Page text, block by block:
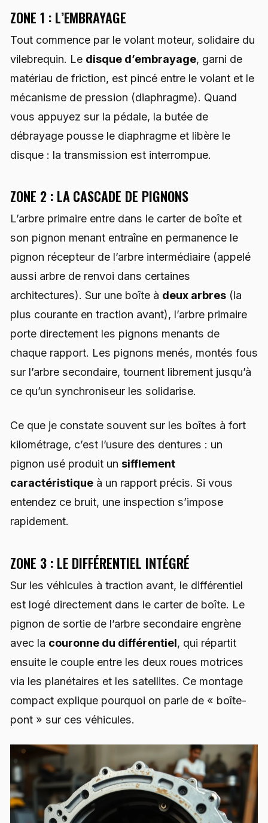
ZONE 1 : L’EMBRAYAGE
Tout commence par le volant moteur, solidaire du
vilebrequin. Le disque d’embrayage, garni de
matériau de friction, est pincé entre le volant et le
mécanisme de pression (diaphragme). Quand
vous appuyez sur la pédale, la butée de
débrayage pousse le diaphragme et libère le
disque : la transmission est interrompue.
ZONE 2 : LA CASCADE DE PIGNONS
L’arbre primaire entre dans le carter de boîte et
son pignon menant entraîne en permanence le
pignon récepteur de l’arbre intermédiaire (appelé
aussi arbre de renvoi dans certaines
architectures). Sur une boîte à deux arbres (la
plus courante en traction avant), l’arbre primaire
porte directement les pignons menants de
chaque rapport. Les pignons menés, montés fous
sur l’arbre secondaire, tournent librement jusqu’à
ce qu’un synchroniseur les solidarise.
Ce que je constate souvent sur les boîtes à fort
kilométrage, c’est l’usure des dentures : un
pignon usé produit un sifflement
caractéristique à un rapport précis. Si vous
entendez ce bruit, une inspection s’impose
rapidement.
ZONE 3 : LE DIFFÉRENTIEL INTÉGRÉ
Sur les véhicules à traction avant, le différentiel
est logé directement dans le carter de boîte. Le
pignon de sortie de l’arbre secondaire engrène
avec la couronne du différentiel, qui répartit
ensuite le couple entre les deux roues motrices
via les planétaires et les satellites. Ce montage
compact explique pourquoi on parle de « boîte-
pont » sur ces véhicules.